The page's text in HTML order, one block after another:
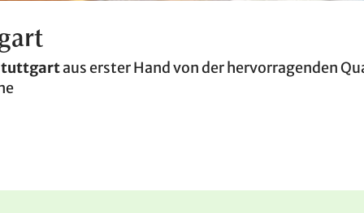
aus erster Hand von der hervorragenden